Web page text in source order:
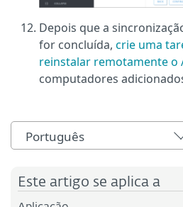
Depois que a
for concluída, crie uma
reinstalar remotamente o
computadores
Português
Este artigo se aplica a